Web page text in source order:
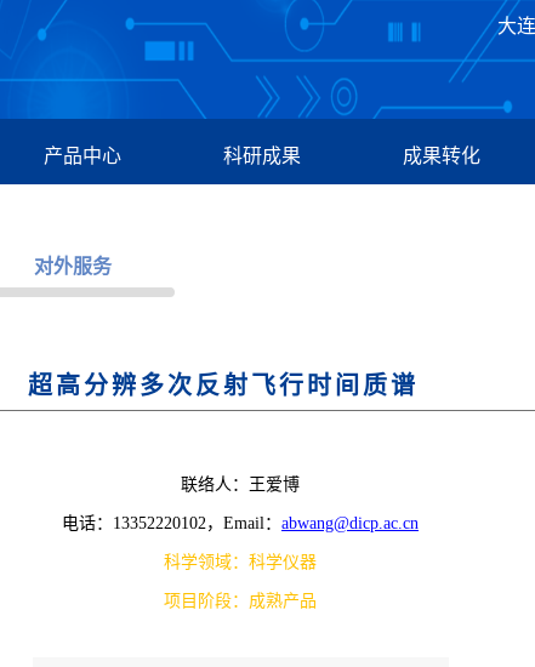
大
产品中心 科研成果 成果转化
对外服务
超高分辨多次反射飞行时间质谱
联络人：王爱博
电话：13352220102，Email： abwang@dicp.ac.cn
科学领域：科学仪器
项目阶段：成熟产品